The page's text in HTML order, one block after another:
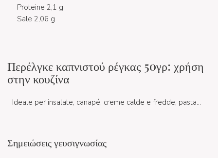
Proteine 2,1 g
Sale 2,06 g
Περέλγκε καπνιστού ρέγκας 50γρ: χρήση
στην κουζίνα
Ideale per insalate, canapé, creme calde e fredde, pasta...
Σημειώσεις γευσιγνωσίας